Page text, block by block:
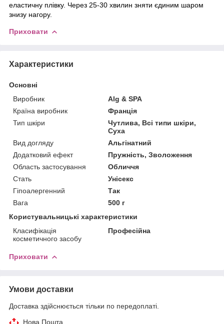
еластичну плівку. Через 25-30 хвилин зняти єдиним шаром
знизу нагору.
Приховати
Характеристики
Основні
Виробник
Alg & SPA
Країна виробник
Франція
Тип шкіри
Чутлива, Всі типи шкіри,
Суха
Вид догляду
Альгінатний
Додатковий ефект
Пружність, Зволоження
Область застосування
Обличчя
Стать
Унісекс
Гіпоалергенний
Так
Вага
500 г
Користувальницькі характеристики
Класифікація
косметичного засобу
Професійна
Приховати
Умови доставки
Доставка здійснюється тільки по передоплаті.
Нова Пошта